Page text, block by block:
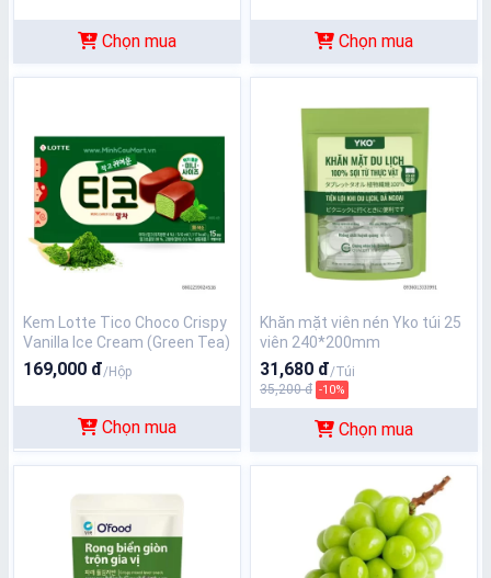
Chọn mua Chọn mua
Kem Lotte Tico Choco Crispy
Vanilla Ice Cream (Green Tea)
Kem vien kim cuong Lotte tra
xanh 34mm/chiec,15
169,000 đ/Hộp
Chọn mua
Khăn mặt viên nén Yko túi 25
viên 240*200mm
31,680 đ/Túi
35,200 đ -10%
Chọn mua